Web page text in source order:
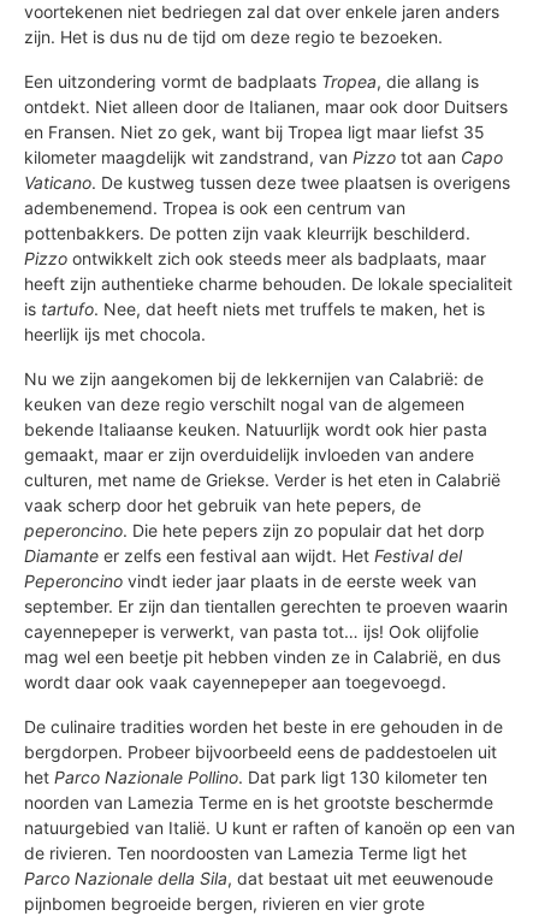
voortekenen niet bedriegen zal dat over enkele jaren anders
zijn. Het is dus nu de tijd om deze regio te bezoeken.
Een uitzondering vormt de badplaats Tropea, die allang is
ontdekt. Niet alleen door de Italianen, maar ook door Duitsers
en Fransen. Niet zo gek, want bij Tropea ligt maar liefst 35
kilometer maagdelijk wit zandstrand, van Pizzo tot aan Capo
Vaticano. De kustweg tussen deze twee plaatsen is overigens
adembenemend. Tropea is ook een centrum van
pottenbakkers. De potten zijn vaak kleurrijk beschilderd.
Pizzo ontwikkelt zich ook steeds meer als badplaats, maar
heeft zijn authentieke charme behouden. De lokale specialiteit
is tartufo. Nee, dat heeft niets met truffels te maken, het is
heerlijk ijs met chocola.
Nu we zijn aangekomen bij de lekkernijen van Calabrië: de
keuken van deze regio verschilt nogal van de algemeen
bekende Italiaanse keuken. Natuurlijk wordt ook hier pasta
gemaakt, maar er zijn overduidelijk invloeden van andere
culturen, met name de Griekse. Verder is het eten in Calabrië
vaak scherp door het gebruik van hete pepers, de
peperoncino. Die hete pepers zijn zo populair dat het dorp
Diamante er zelfs een festival aan wijdt. Het Festival del
Peperoncino vindt ieder jaar plaats in de eerste week van
september. Er zijn dan tientallen gerechten te proeven waarin
cayennepeper is verwerkt, van pasta tot… ijs! Ook olijfolie
mag wel een beetje pit hebben vinden ze in Calabrië, en dus
wordt daar ook vaak cayennepeper aan toegevoegd.
De culinaire tradities worden het beste in ere gehouden in de
bergdorpen. Probeer bijvoorbeeld eens de paddestoelen uit
het Parco Nazionale Pollino. Dat park ligt 130 kilometer ten
noorden van Lamezia Terme en is het grootste beschermde
natuurgebied van Italië. U kunt er raften of kanoën op een van
de rivieren. Ten noordoosten van Lamezia Terme ligt het
Parco Nazionale della Sila, dat bestaat uit met eeuwenoude
pijnbomen begroeide bergen, rivieren en vier grote